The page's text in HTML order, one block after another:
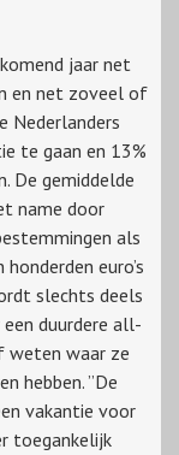
jaar net
en net zoveel of
Nederlanders
te gaan en 13%
De gemiddelde
name door
als
euro’s
slechts deels
duurdere all-
weten waar ze
hebben. ”De
vakantie voor
toegankelijk